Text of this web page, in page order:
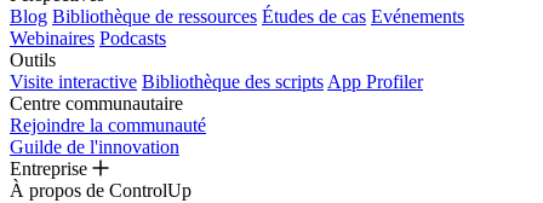
Blog Bibliothèque de ressources Études de cas Evénements
Webinaires Podcasts
Outils
Visite interactive Bibliothèque des scripts App Profiler
Centre communautaire
Rejoindre la communauté
Guilde de l'innovation
Entreprise
À propos de ControlUp